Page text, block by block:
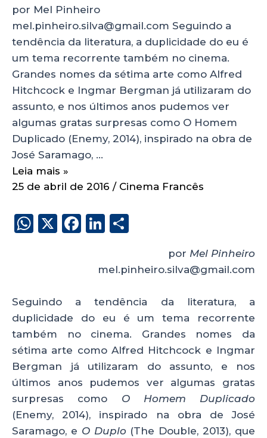
por Mel Pinheiro
mel.pinheiro.silva@gmail.com Seguindo a
tendência da literatura, a duplicidade do eu é
um tema recorrente também no cinema.
Grandes nomes da sétima arte como Alfred
Hitchcock e Ingmar Bergman já utilizaram do
assunto, e nos últimos anos pudemos ver
algumas gratas surpresas como O Homem
Duplicado (Enemy, 2014), inspirado na obra de
José Saramago, …
Leia mais »
25 de abril de 2016 / Cinema Francês
W
A
p
p
X
F
o
o
k
Li
k
e
dI
n
a
re
por Mel Pinheiro
mel.pinheiro.silva@gmail.com
Seguindo a tendência da literatura, a
duplicidade do eu é um tema recorrente
também no cinema. Grandes nomes da
sétima arte como Alfred Hitchcock e Ingmar
Bergman já utilizaram do assunto, e nos
últimos anos pudemos ver algumas gratas
surpresas como O Homem Duplicado
(Enemy, 2014), inspirado na obra de José
Saramago, e O Duplo(The Double, 2013), que